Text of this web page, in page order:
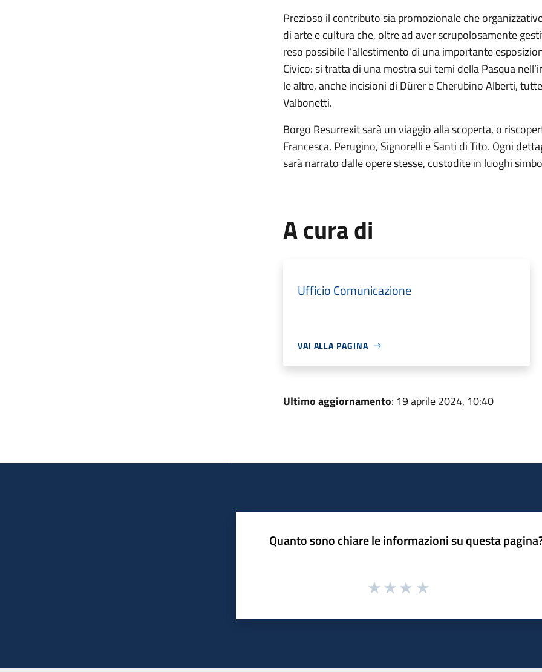
Prezioso il contributo sia promozionale che
di arte e cultura che, oltre ad aver scrupolosamente
reso possibile l’allestimento di una importante
Civico: si tratta di una mostra sui temi della Pasqua
le altre, anche incisioni di Dürer e Cherubino Alberti,
Valbonetti.
Borgo Resurrexit sarà un viaggio alla scoperta, o
Francesca, Perugino, Signorelli e Santi di Tito. Ogni
sarà narrato dalle opere stesse, custodite in luoghi
A cura di
Ufficio Comunicazione
VAI ALLA PAGINA
Ultimo aggiornamento: 19 aprile 2024, 10:40
Quanto sono chiare le informazioni su questa